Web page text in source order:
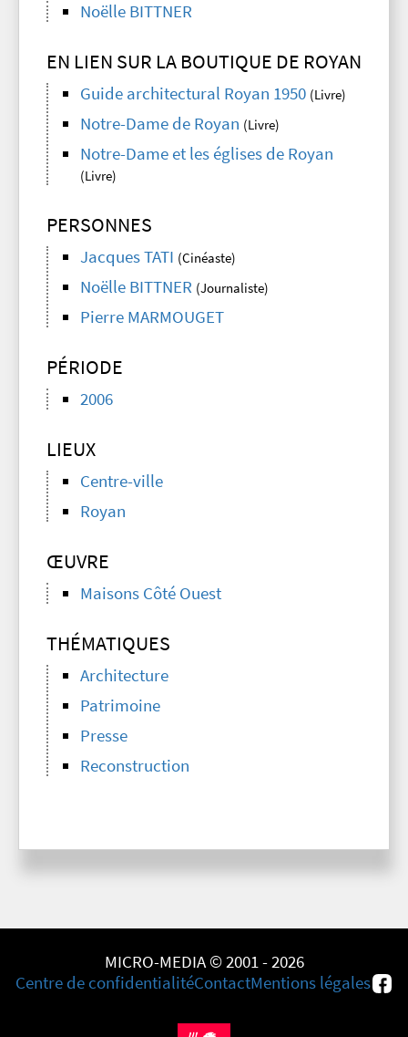
Noëlle BITTNER
EN LIEN SUR LA BOUTIQUE DE ROYAN
Guide architectural Royan 1950 (Livre)
Notre-Dame de Royan (Livre)
Notre-Dame et les églises de Royan
(Livre)
PERSONNES
Jacques TATI (Cinéaste)
Noëlle BITTNER (Journaliste)
Pierre MARMOUGET
PÉRIODE
2006
LIEUX
Centre-ville
Royan
ŒUVRE
Maisons Côté Ouest
THÉMATIQUES
Architecture
Patrimoine
Presse
Reconstruction
MICRO-MEDIA © 2001 - 2026
Centre de confidentialitéContactMentions légales